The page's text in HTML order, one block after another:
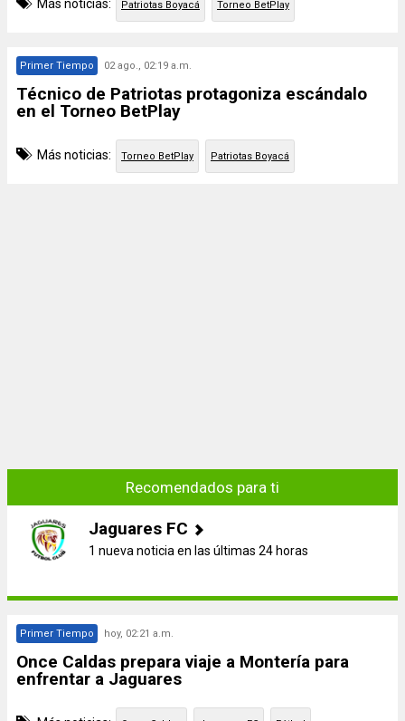
Más noticias: Patriotas Boyacá Torneo BetPlay
Primer Tiempo 02 ago., 02:19 a.m.
Técnico de Patriotas protagoniza escándalo
en el Torneo BetPlay
Más noticias: Torneo BetPlay Patriotas Boyacá
Recomendados para ti
Jaguares FC
1 nueva noticia en las últimas 24 horas
Primer Tiempo hoy, 02:21 a.m.
Once Caldas prepara viaje a Montería para
enfrentar a Jaguares